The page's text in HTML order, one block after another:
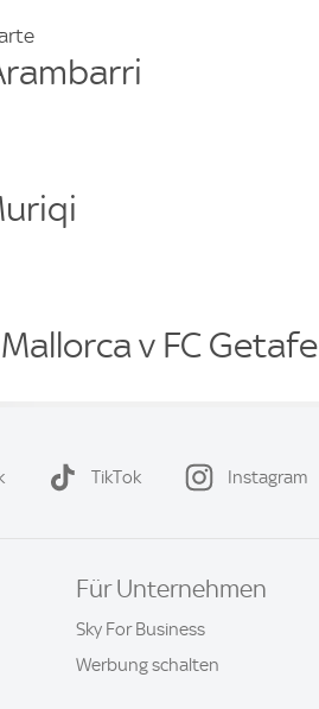
v FC Getafe
TikTok Instagram
Für Unternehmen
Sky For Business
Werbung schalten